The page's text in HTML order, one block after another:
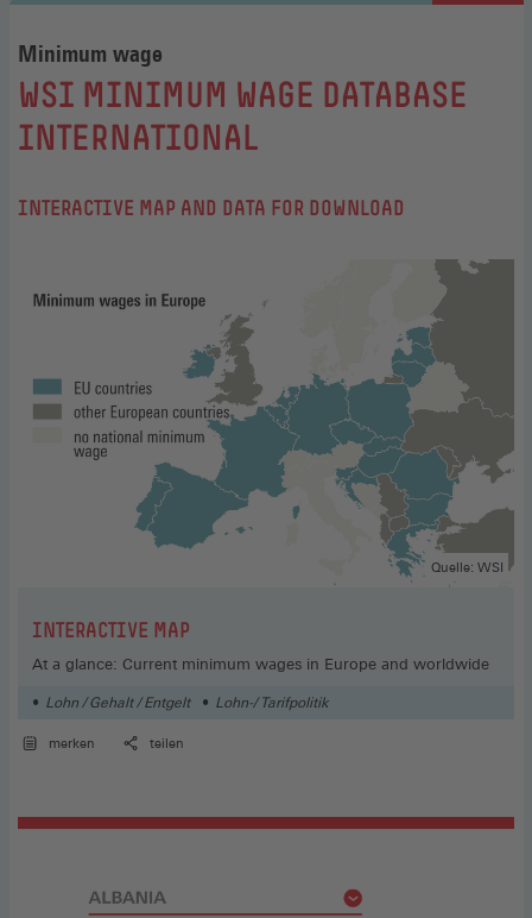
Minimum wage
:
WSI MINIMUM WAGE DATABASE
INTERNATIONAL
INTERACTIVE MAP AND DATA FOR DOWNLOAD
:INTERACTIVE MAP
At a glance: Current minimum wages in Europe and worldwide
Quelle: WSI
Lohn / Gehalt / Entgelt Lohn-/ Tarifpolitik
merken teilen